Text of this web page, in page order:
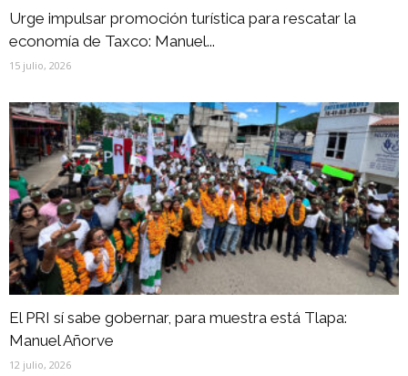
Urge impulsar promoción turística para rescatar la
economía de Taxco: Manuel...
15 julio, 2026
El PRI sí sabe gobernar, para muestra está Tlapa:
Manuel Añorve
12 julio, 2026